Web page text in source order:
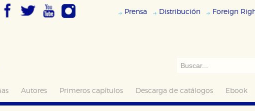
Prensa Distribución Foreign
Autores Primeros capítulos Descarga de catálogos Ebook